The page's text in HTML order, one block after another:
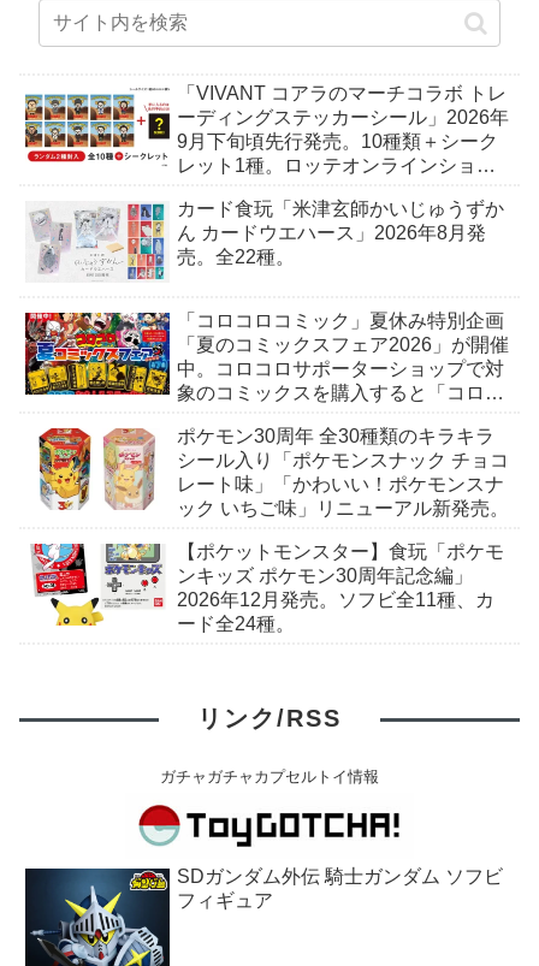
「VIVANT コアラのマーチコラボ トレ
ーディングステッカーシール」2026年
9月下旬頃先行発売。10種類＋シーク
レット1種。ロッテオンラインショッ
カード食玩「米津玄師かいじゅうずか
ん カードウエハース」2026年8月発
売。全22種。
「コロコロコミック」夏休み特別企画
「夏のコミックスフェア2026」が開催
中。コロコロサポーターショップで対
象のコミックスを購入すると「コロコ
全7種。
ポケモン30周年 全30種類のキラキラ
シール入り「ポケモンスナック チョコ
レート味」「かわいい！ポケモンスナ
ック いちご味」リニューアル新発売。
【ポケットモンスター】食玩「ポケモ
ンキッズ ポケモン30周年記念編」
2026年12月発売。ソフビ全11種、カ
ード全24種。
リンク/RSS
ガチャガチャカプセルトイ情報
SDガンダム外伝 騎士ガンダム ソフビ
フィギュア